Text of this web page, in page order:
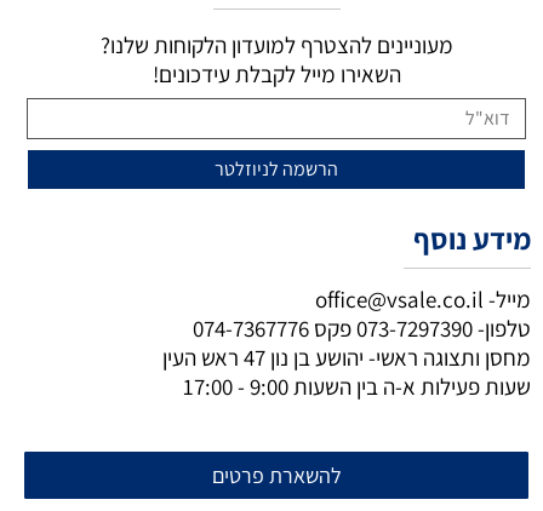
מעוניינים להצטרף למועדון הלקוחות שלנו?
השאירו מייל לקבלת עידכונים!
מידע נוסף
מייל- office@vsale.co.il
טלפון-073-7297390פקס 074-7367776
מחסן ותצוגה ראשי- יהושע בן נון 47 ראש העין
שעות פעילות א-ה בין השעות 9:00 - 17:00
להשארת פרטים